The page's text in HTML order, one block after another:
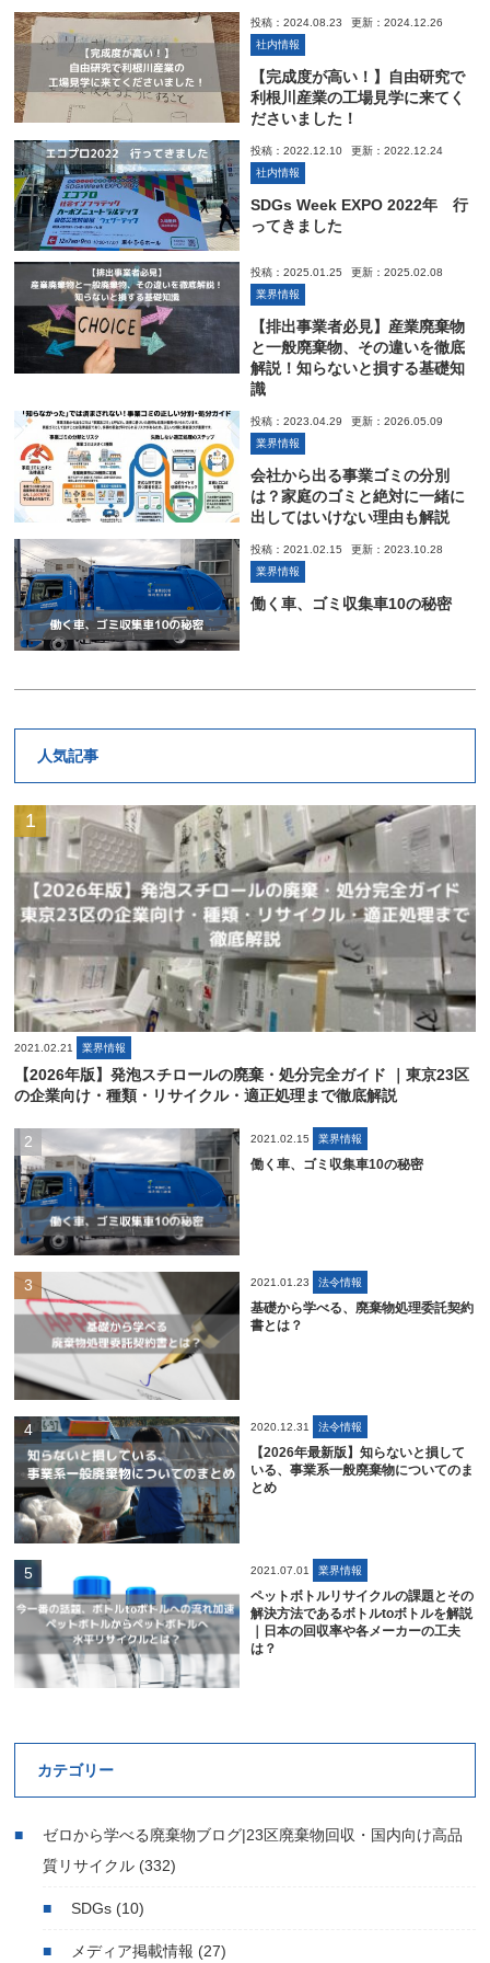
投稿：2024.08.23
更新：2024.12.26
社内情報
【完成度が高い！】自由研究で
利根川産業の工場見学に来てく
ださいました！
投稿：2022.12.10
更新：2022.12.24
社内情報
SDGs Week EXPO 2022年 行
ってきました
投稿：2025.01.25
更新：2025.02.08
業界情報
【排出事業者必見】産業廃棄物
と一般廃棄物、その違いを徹底
解説！知らないと損する基礎知
識
投稿：2023.04.29
更新：2026.05.09
業界情報
会社から出る事業ゴミの分別
は？家庭のゴミと絶対に一緒に
出してはいけない理由も解説
投稿：2021.02.15
更新：2023.10.28
業界情報
働く車、ゴミ収集車10の秘密
人気記事
2021.02.21 業界情報
【2026年版】発泡スチロールの廃棄・処分完全ガイド ｜東京23区
の企業向け・種類・リサイクル・適正処理まで徹底解説
2021.02.15 業界情報
働く車、ゴミ収集車10の秘密
2021.01.23 法令情報
基礎から学べる、廃棄物処理委託契約
書とは？
2020.12.31 法令情報
【2026年最新版】知らないと損して
いる、事業系一般廃棄物についてのま
とめ
2021.07.01 業界情報
ペットボトルリサイクルの課題とその
解決方法であるボトルtoボトルを解説
｜日本の回収率や各メーカーの工夫
は？
カテゴリー
ゼロから学べる廃棄物ブログ|23区廃棄物回収・国内向け高品
質リサイクル (332)
SDGs(10)
メディア掲載情報 (27)